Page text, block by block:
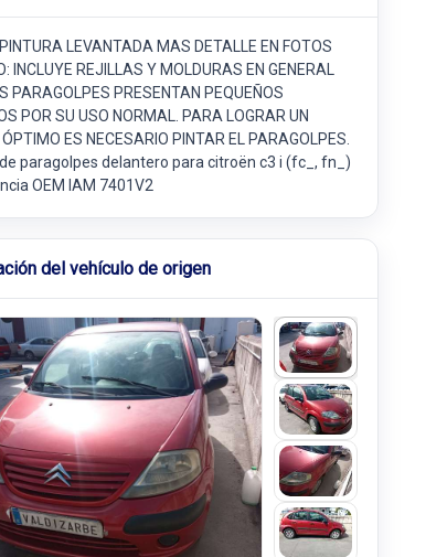
LEVANTADA MAS DETALLE EN FOTOS
INCLUYE REJILLAS Y MOLDURAS EN GENERAL
PARAGOLPES PRESENTAN PEQUEÑOS
POR SU USO NORMAL. PARA LOGRAR UN
ES NECESARIO PINTAR EL PARAGOLPES.
paragolpes delantero para citroën c3 i (fc_, fn_)
OEM IAM 7401V2
del vehículo de origen